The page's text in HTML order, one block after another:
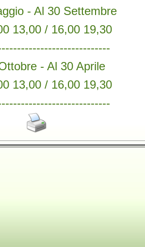
- Al 30 Settembre
13,00 / 16,00 19,30
- Al 30 Aprile
13,00 / 16,00 19,30